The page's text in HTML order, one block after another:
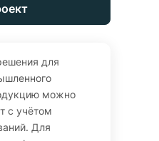
для
можно
с учётом
Для